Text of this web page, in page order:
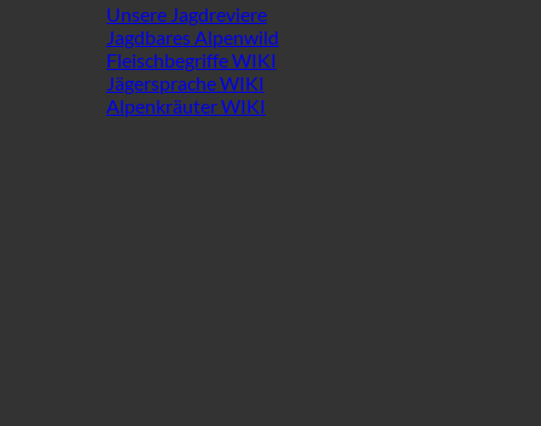
Unsere Jagdreviere
Jagdbares Alpenwild
Fleischbegriffe WIKI
Jägersprache WIKI
Alpenkräuter WIKI